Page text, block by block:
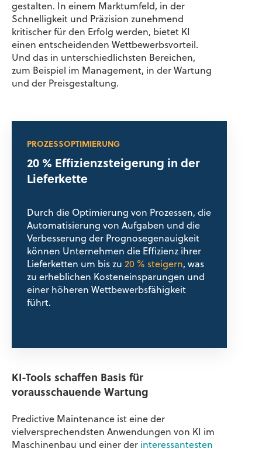
gestalten. In einem Marktumfeld, in der
Schnelligkeit und Präzision zunehmend
kritischer für den Erfolg werden, bietet KI
einen entscheidenden Wettbewerbsvorteil.
Und das in unterschiedlichsten Bereichen,
zum Beispiel im Management, in der Wartung
und der Preisgestaltung.
PROZESSOPTIMIERUNG
20 % Effizienzsteigerung in der
Lieferkette
Durch die Optimierung von Prozessen, die
Automatisierung von Aufgaben und die
Verbesserung der Prognosegenauigkeit
können Unternehmen die Effizienz ihrer
Lieferketten um bis zu 20 % steigern, was
zu erheblichen Kosteneinsparungen und
einer höheren Wettbewerbsfähigkeit
führt.
KI-Tools schaffen Basis für
vorausschauende Wartung
Predictive Maintenance ist eine der
vielversprechendsten Anwendungen von KI im
Maschinenbau und einer der interessantesten